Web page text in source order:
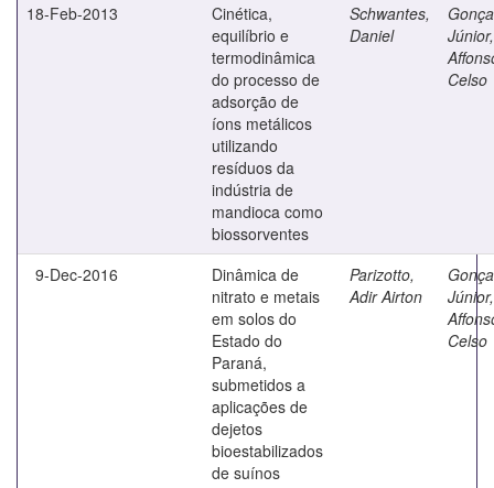
18-Feb-2013
Cinética,
equilíbrio e
termodinâmica
do processo de
adsorção de
íons metálicos
utilizando
resíduos da
indústria de
mandioca como
biossorventes
Schwantes,
Daniel
Júnior,
Celso
9-Dec-2016
Dinâmica de
nitrato e metais
em solos do
Estado do
Paraná,
submetidos a
aplicações de
dejetos
bioestabilizados
de suínos
Parizotto,
Adir Airton
Júnior,
Celso